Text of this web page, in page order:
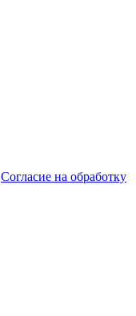
Согласие на обработку